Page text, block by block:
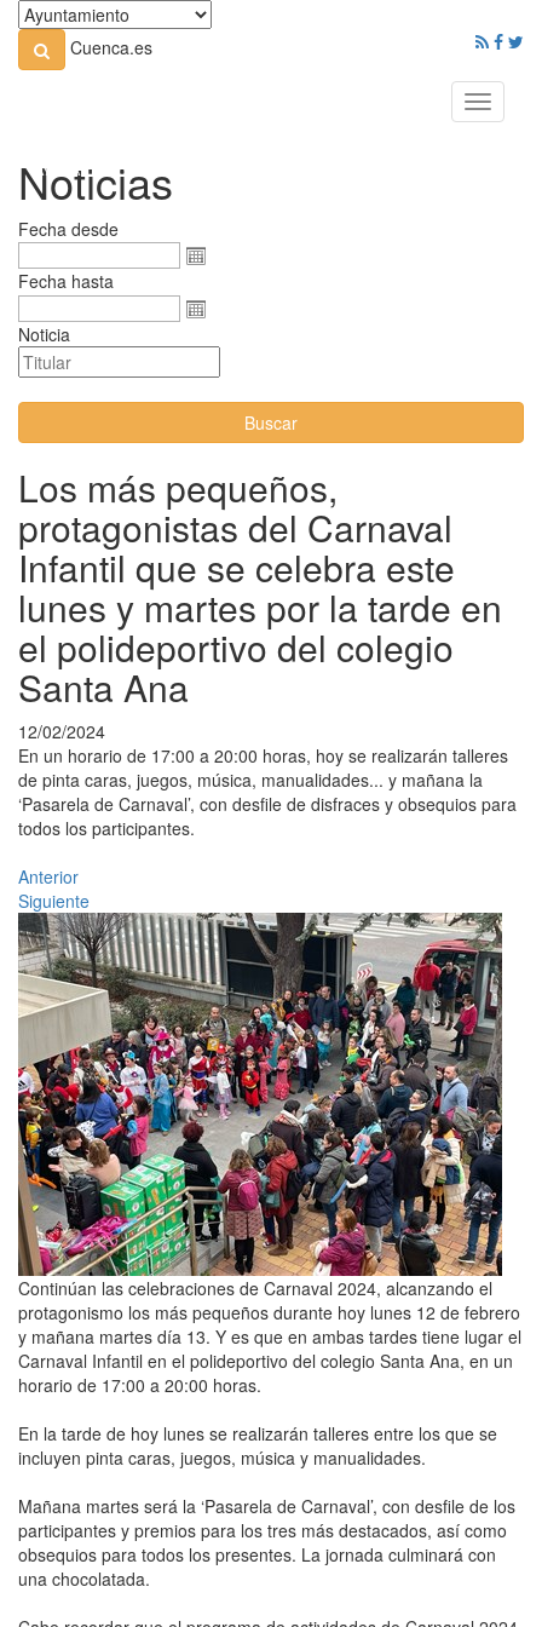
Cuenca.es
Toggle
Noticias
Fecha desde
Fecha hasta
Noticia
Buscar
Los más pequeños,
protagonistas del Carnaval
Infantil que se celebra este
lunes y martes por la tarde en
el polideportivo del colegio
Santa Ana
12/02/2024
En un horario de 17:00 a 20:00 horas, hoy se realizarán talleres
de pinta caras, juegos, música, manualidades... y mañana la
‘Pasarela de Carnaval’, con desfile de disfraces y obsequios para
todos los participantes.
Anterior
Siguiente
Continúan las celebraciones de Carnaval 2024, alcanzando el
protagonismo los más pequeños durante hoy lunes 12 de febrero
y mañana martes día 13. Y es que en ambas tardes tiene lugar el
Carnaval Infantil en el polideportivo del colegio Santa Ana, en un
horario de 17:00 a 20:00 horas.
En la tarde de hoy lunes se realizarán talleres entre los que se
incluyen pinta caras, juegos, música y manualidades.
Mañana martes será la ‘Pasarela de Carnaval’, con desfile de los
participantes y premios para los tres más destacados, así como
obsequios para todos los presentes. La jornada culminará con
una chocolatada.